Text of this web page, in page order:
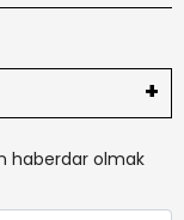
haberdar olmak